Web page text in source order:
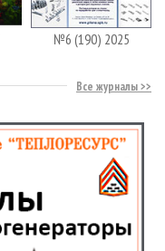
№6 (190) 2025
Все журналы